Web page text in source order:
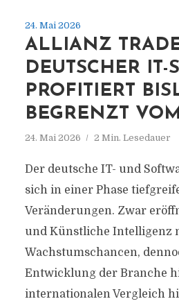
24. Mai 2026
ALLIANZ
DEUTSCHER IT-
PROFITIERT
BEGRENZT
24. Mai 2026 2 Min. Lesedauer
Der deutsche IT- und
sich in einer Phase
Veränderungen. Zwar
und Künstliche Intelligenz
Wachstumschancen,
Entwicklung der Branche
internationalen Vergleich